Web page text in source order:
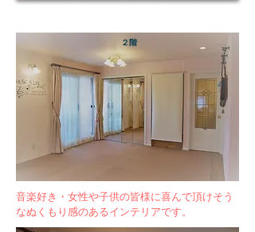
２階
​音楽好き・女性や子供の皆様に喜んで頂けそう
なぬくもり感のあるインテリアです。